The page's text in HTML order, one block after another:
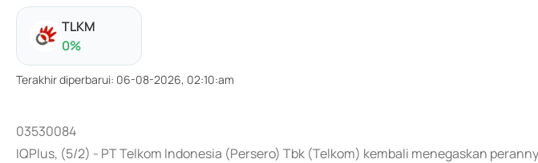
TLKM
0%
Terakhir diperbarui: 06-08-2026, 02:10:am
03530084
IQPlus, (5/2) - PT Telkom Indonesia (Persero) Tbk (Telkom) kembali menegaskan